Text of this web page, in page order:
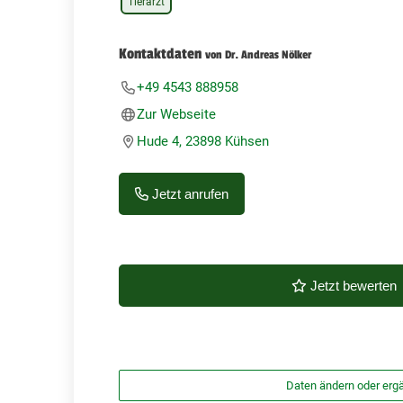
Kontaktdaten von Dr. Andreas Nölker
+49 4543 888958
Zur Webseite
Hude 4, 23898 Kühsen
Jetzt anrufen
Jetzt bewerten
Daten ändern oder